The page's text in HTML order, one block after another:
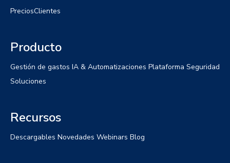
PreciosClientes
Producto
Gestión de gastos IA & Automatizaciones Plataforma Seguridad
Soluciones
Recursos
Descargables Novedades Webinars Blog